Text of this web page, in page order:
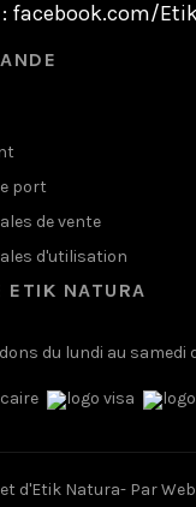
facebook.com/
port
de vente
d'utilisation
ETIK NATURA
du lundi au samedi
d'Etik Natura- Par